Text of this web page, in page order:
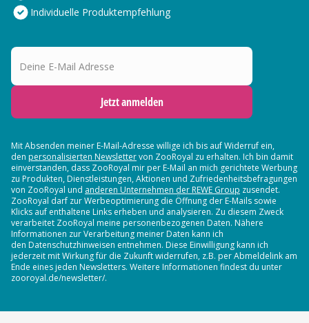
Individuelle Produktempfehlung
Deine E-Mail Adresse
Jetzt anmelden
Mit Absenden meiner E-Mail-Adresse willige ich bis auf Widerruf ein,
den personalisierten Newslettervon ZooRoyal zu erhalten. Ich bin damit
einverstanden, dass ZooRoyal mir per E-Mail an mich gerichtete Werbung
zu Produkten, Dienstleistungen, Aktionen und Zufriedenheitsbefragungen
von ZooRoyal und anderen Unternehmen der REWE Group zusendet.
ZooRoyal darf zur Werbeoptimierung die Öffnung der E-Mails sowie
Klicks auf enthaltene Links erheben und analysieren. Zu diesem Zweck
verarbeitet ZooRoyal meine personenbezogenen Daten. Nähere
Informationen zur Verarbeitung meiner Daten kann ich
den Datenschutzhinweisen entnehmen. Diese Einwilligung kann ich
jederzeit mit Wirkung für die Zukunft widerrufen, z.B. per Abmeldelink am
Ende eines jeden Newsletters. Weitere Informationen findest du unter
zooroyal.de/newsletter/.